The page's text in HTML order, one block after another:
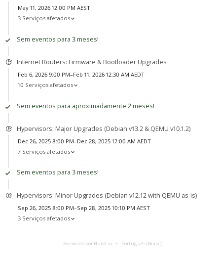
May 11, 2026 12:00 PM AEST
3 Serviços afetados
Sem eventos para 3 meses!
Internet Routers: Firmware & Bootloader Upgrades
Feb 6, 2026 9:00 PM–Feb 11, 2026 12:30 AM AEDT
10 Serviços afetados
Sem eventos para aproximadamente 2 meses!
Hypervisors: Major Upgrades (Debian v13.2 & QEMU v10.1.2)
Dec 26, 2025 8:00 PM–Dec 28, 2025 12:00 AM AEDT
7 Serviços afetados
Sem eventos para 3 meses!
Hypervisors: Minor Upgrades (Debian v12.12 with QEMU as-is)
Sep 26, 2025 8:00 PM–Sep 28, 2025 10:10 PM AEST
3 Serviços afetados
Fornecido por Hund.io Português (Brasil)